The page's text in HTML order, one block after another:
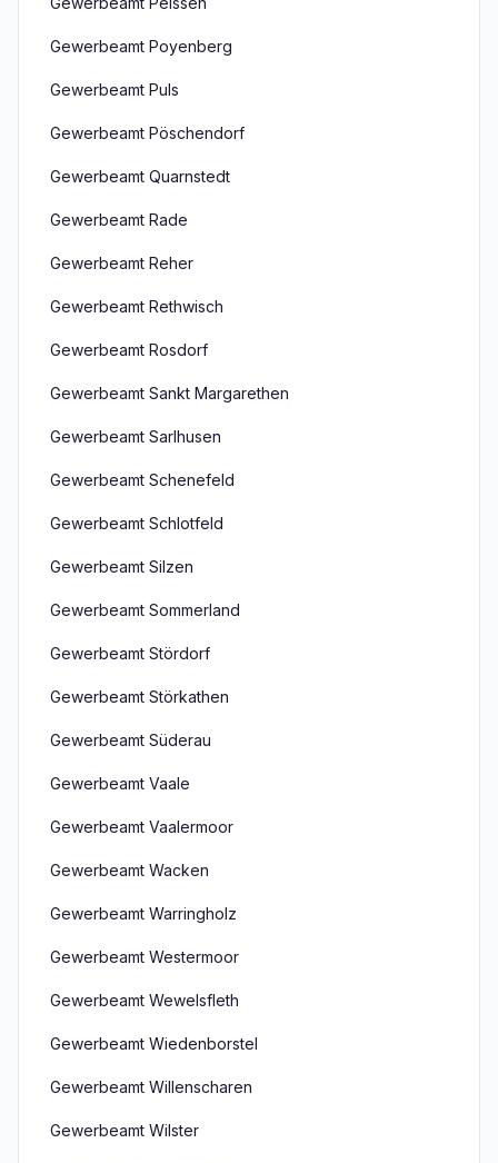
Gewerbeamt Poyenberg
Gewerbeamt Puls
Gewerbeamt Pöschendorf
Gewerbeamt Quarnstedt
Gewerbeamt Rade
Gewerbeamt Reher
Gewerbeamt Rethwisch
Gewerbeamt Rosdorf
Gewerbeamt Sankt Margarethen
Gewerbeamt Sarlhusen
Gewerbeamt Schenefeld
Gewerbeamt Schlotfeld
Gewerbeamt Silzen
Gewerbeamt Sommerland
Gewerbeamt Stördorf
Gewerbeamt Störkathen
Gewerbeamt Süderau
Gewerbeamt Vaale
Gewerbeamt Vaalermoor
Gewerbeamt Wacken
Gewerbeamt Warringholz
Gewerbeamt Westermoor
Gewerbeamt Wewelsfleth
Gewerbeamt Wiedenborstel
Gewerbeamt Willenscharen
Gewerbeamt Wilster